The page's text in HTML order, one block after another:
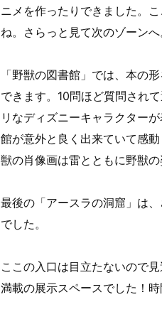
ニメを作ったりできました。
ね。さらっと見て次のゾーンへ
「野獣の図書館」では、本の
できます。10問ほど質問され
リなディズニーキャラクター
館が意外と良く出来ていて感
獣の肖像画は雷とともに野獣の
最後の「アースラの洞窟」は
でした。
ここの入口は目立たないので
満載の展示スペースでした！